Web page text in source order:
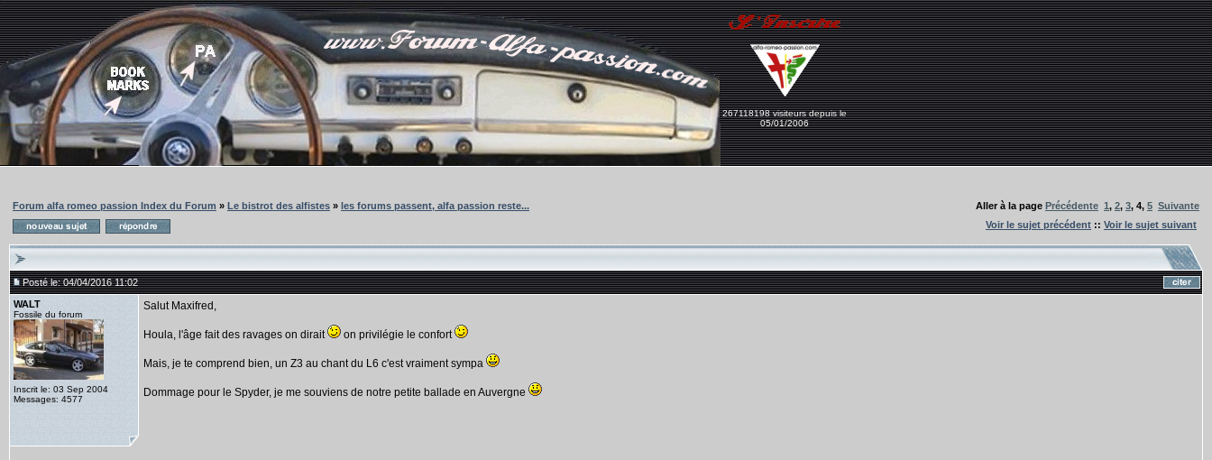
267118198 visiteurs depuis le
05/01/2006
Forum alfa romeo passion Index du Forum » Le bistrot des alfistes » les forums passent, alfa passion reste... Aller à la page Précédente 1, 2, 3, 4, 5 Suivante
Voir le sujet précédent :: Voir le sujet suivant
Posté le: 04/04/2016 11:02
WALT
Fossile du forum
Inscrit le: 03 Sep 2004
Messages: 4577
Salut Maxifred,
Houla, l'âge fait des ravages on dirait on privilégie le confort
Mais, je te comprend bien, un Z3 au chant du L6 c'est vraiment sympa
Dommage pour le Spyder, je me souviens de notre petite ballade en Auvergne